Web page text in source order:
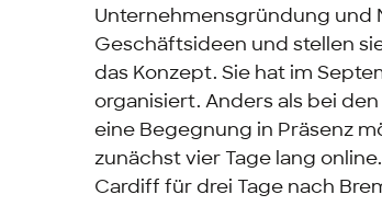
Unternehmensgründung und
Geschäftsideen und stellen
das Konzept. Sie hat im
organisiert. Anders als bei
eine Begegnung in Präsenz
zunächst vier Tage lang
Cardiff für drei Tage nach